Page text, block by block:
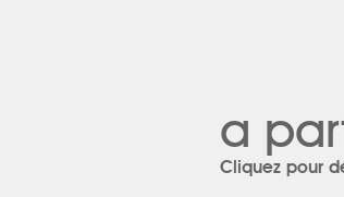
a
Cliquez pour